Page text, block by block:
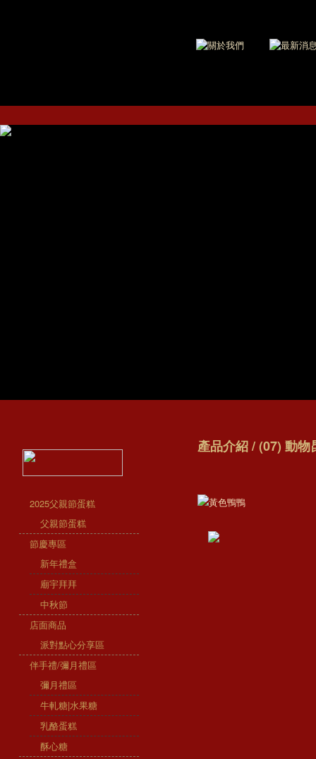
2025父親節蛋糕
父親節蛋糕
節慶專區
新年禮盒
廟宇拜拜
中秋節
店面商品
派對點心分享區
伴手禮/彌月禮區
彌月禮區
牛軋糖|水果糖
乳酪蛋糕
酥心糖
產品介紹 / (07) 動